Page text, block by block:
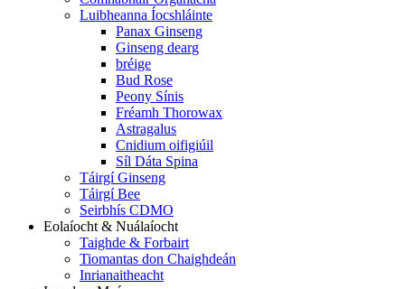
Luibheanna Íocshláinte
Panax Ginseng
Ginseng dearg
bréige
Bud Rose
Peony Sínis
Fréamh Thorowax
Astragalus
Cnidium oifigiúil
Síl Dáta Spina
Táirgí Ginseng
Táirgí Bee
Seirbhís CDMO
Eolaíocht & Nuálaíocht
Taighde & Forbairt
Tiomantas don Chaighdeán
Inrianaitheacht